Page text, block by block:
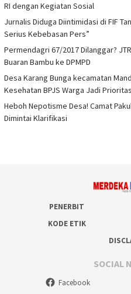
RI dengan Kegiatan Sosial
Jurnalis Diduga Diintimidasi di FIF
Serius Kebebasan Pers”
Permendagri 67/2017 Dilanggar?
Buaran Bambu ke DPMPD
Desa Karang Bunga kecamatan
Kesehatan BPJS Warga Jadi Prioritas
Heboh Nepotisme Desa! Camat
Dimintai Klarifikasi
PENERBIT
KODE ETIK
SOCIAL
Facebook